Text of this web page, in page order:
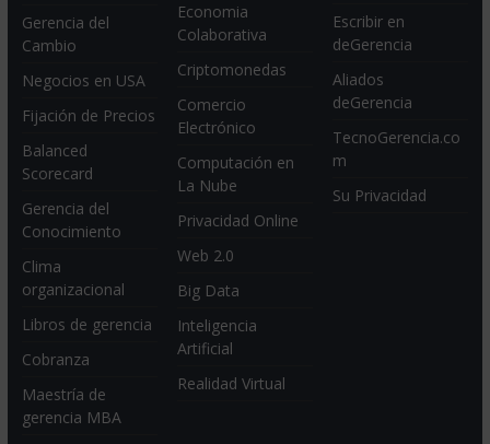
Gerencia del
Cambio
Negocios en USA
Fijación de Precios
Balanced
Scorecard
Gerencia del
Conocimiento
Clima
organizacional
Libros de gerencia
Cobranza
Maestría de
gerencia MBA
Economia
Colaborativa
Criptomonedas
Comercio
Electrónico
Computación en
La Nube
Privacidad Online
Web 2.0
Big Data
Inteligencia
Artificial
Realidad Virtual
Escribir en
deGerencia
Aliados
deGerencia
TecnoGerencia.co
m
Su Privacidad